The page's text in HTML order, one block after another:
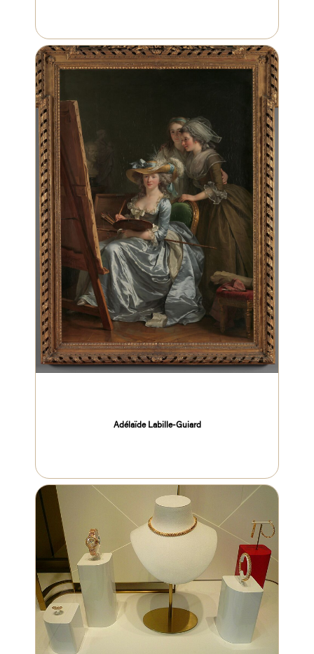
Adélaïde Labille-Guiard